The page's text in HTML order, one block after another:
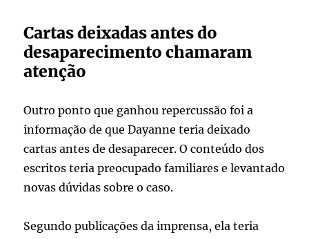
Cartas deixadas antes do
desaparecimento chamaram
atenção
Outro ponto que ganhou repercussão foi a
informação de que Dayanne teria deixado
cartas antes de desaparecer. O conteúdo dos
escritos teria preocupado familiares e levantado
novas dúvidas sobre o caso.
Segundo publicações da imprensa, ela teria